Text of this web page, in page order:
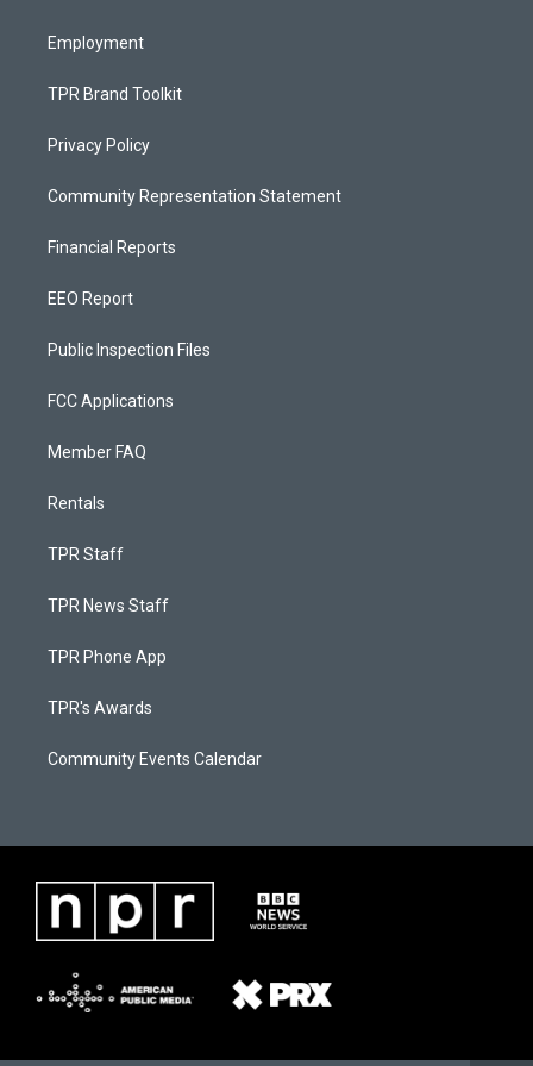
Employment
TPR Brand Toolkit
Privacy Policy
Community Representation Statement
Financial Reports
EEO Report
Public Inspection Files
FCC Applications
Member FAQ
Rentals
TPR Staff
TPR News Staff
TPR Phone App
TPR's Awards
Community Events Calendar